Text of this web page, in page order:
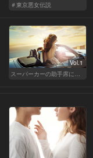
＃東京悪女伝説
Vol.1
スーパーカーの助手席に乗る女